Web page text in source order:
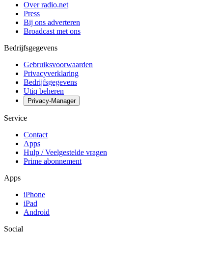
Over radio.net
Press
Bij ons adverteren
Broadcast met ons
Bedrijfsgegevens
Gebruiksvoorwaarden
Privacyverklaring
Bedrijfsgegevens
Utiq beheren
Privacy-Manager
Service
Contact
Apps
Hulp / Veelgestelde vragen
Prime abonnement
Apps
iPhone
iPad
Android
Social